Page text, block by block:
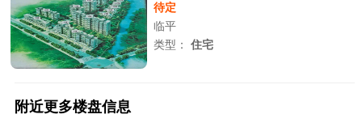
待定
临平
类型：住宅
附近更多楼盘信息